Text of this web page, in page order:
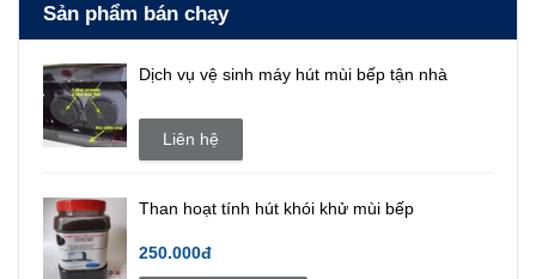
Sản phẩm bán chạy
Dịch vụ vệ sinh máy hút mùi bếp tận nhà
Liên hệ
Than hoạt tính hút khói khử mùi bếp
250.000đ